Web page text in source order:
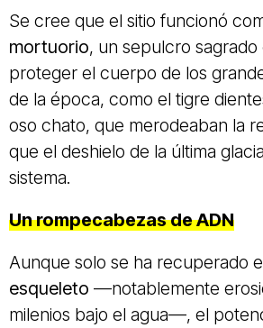
Se cree que el sitio funcionó
mortuorio, un sepulcro sagrado
proteger el cuerpo de los
de la época, como el tigre
oso chato, que merodeaban la
que el deshielo de la última
sistema.
Un rompecabezas de ADN
Aunque solo se ha recuperado
esqueleto —notablemente
milenios bajo el agua—, el